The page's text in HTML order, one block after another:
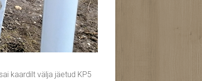
kaardilt välja jäetud KP5